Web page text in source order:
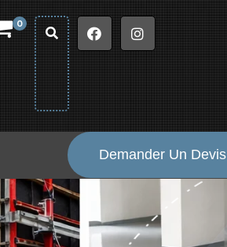
0
Demander Un Devis